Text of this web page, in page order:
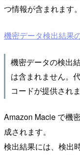
つ情報が含まれます。
機密データ検出結果
機密データの検出
は含まれません。
コードが提供されま
Amazon Macie で機
成されます。
検出結果には、検出